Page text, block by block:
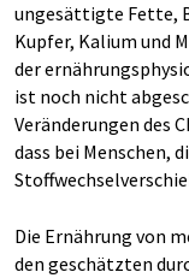
ungesättigte Fette,
Kupfer, Kalium und
der
ist noch nicht
Veränderungen des
dass bei Menschen,
Die Ernährung von
den geschätzten